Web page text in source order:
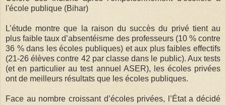
l'école publique (Bihar)
L’étude montre que la raison du succès du privé tient au
plus faible taux d’absentéisme des professeurs (10 % contre
36 % dans les écoles publiques) et aux plus faibles effectifs
(21-26 élèves contre 42 par classe dans le public). Aux tests
(et en particulier au test annuel ASER), les écoles privées
ont de meilleurs résultats que les écoles publiques.
Face au nombre croissant d’écoles privées, l’État a décidé